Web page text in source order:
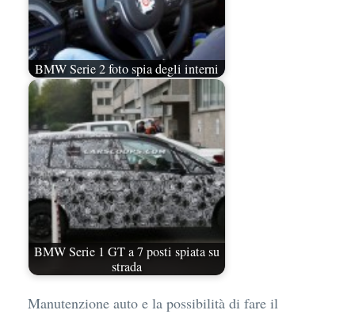
BMW Serie 2 foto spia degli interni
BMW Serie 1 GT a 7 posti spiata su
strada
Manutenzione auto e la possibilità di fare il